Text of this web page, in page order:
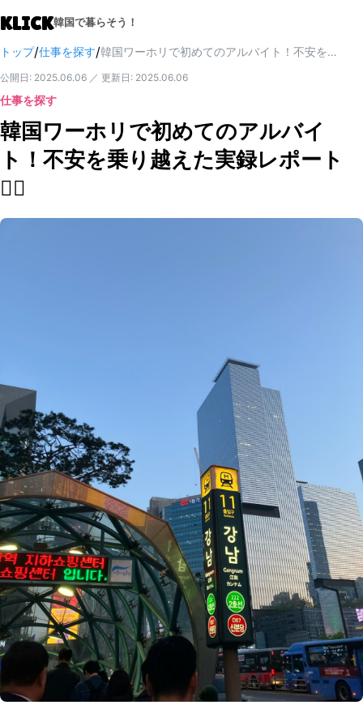
KLICK韓国で暮らそう！
トップ/仕事を探す/ 韓国ワーホリで初めてのアルバイト！不安を乗り越えた実録レポート✍🏻
公開日 : 2025.06.06 ／ 更新日 : 2025.06.06
仕事を探す
韓国ワーホリで初めてのアルバイ
ト！不安を乗り越えた実録レポート
✍🏻